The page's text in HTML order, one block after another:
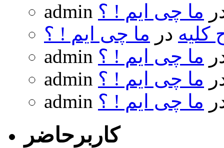
admin ما چی ایم ! ؟
کلیه در ما چی ایم ! ؟
admin ما چی ایم ! ؟
admin ما چی ایم ! ؟
admin ما چی ایم ! ؟
کاربرحاضر